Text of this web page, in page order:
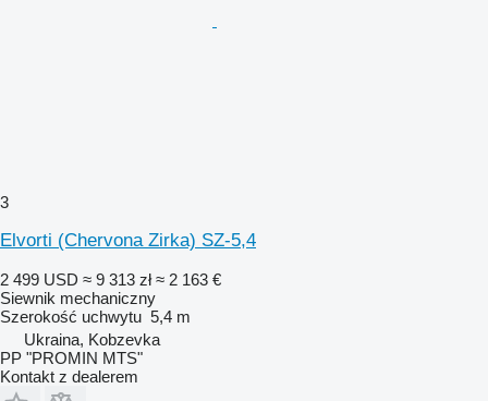
3
Elvorti (Chervona Zirka) SZ-5,4
2 499 USD ≈ 9 313 zł ≈ 2 163 €
Siewnik mechaniczny
Szerokość uchwytu 5,4 m
Ukraina, Kobzevka
PP "PROMIN MTS"
Kontakt z dealerem